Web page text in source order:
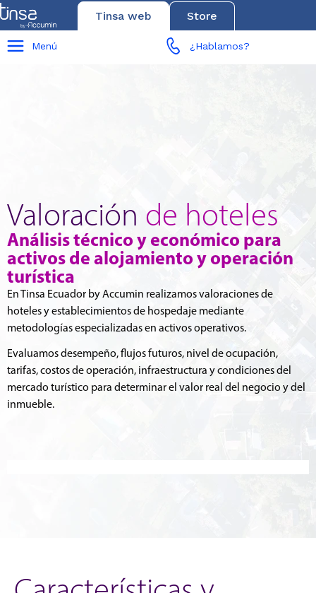
Tinsa web Store
Menú ¿Hablamos?
Valoración de hoteles
Análisis técnico y económico para
activos de alojamiento y operación
turística
En Tinsa Ecuador by Accumin realizamos valoraciones de
hoteles y establecimientos de hospedaje mediante
metodologías especializadas en activos operativos.
Evaluamos desempeño, flujos futuros, nivel de ocupación,
tarifas, costos de operación, infraestructura y condiciones del
mercado turístico para determinar el valor real del negocio y del
inmueble.